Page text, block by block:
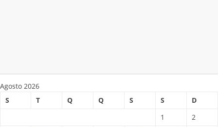
Agosto 2026
S
T Q Q S S
D
1
2